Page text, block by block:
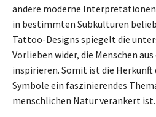
andere moderne
in bestimmten Subkulturen
Tattoo-Designs spiegelt die
Vorlieben wider, die Menschen
inspirieren. Somit ist die
Symbole ein faszinierendes
menschlichen Natur verankert ist.